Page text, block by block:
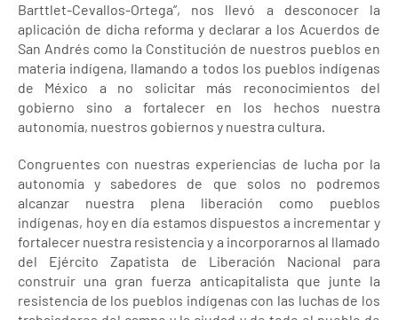
Barttlet-Cevallos-Ortega”, nos llevó a desconocer la
aplicación de dicha reforma y declarar a los Acuerdos de
San Andrés como la Constitución de nuestros pueblos en
materia indígena, llamando a todos los pueblos indígenas
de México a no solicitar más reconocimientos del
gobierno sino a fortalecer en los hechos nuestra
autonomía, nuestros gobiernos y nuestra cultura.
Congruentes con nuestras experiencias de lucha por la
autonomía y sabedores de que solos no podremos
alcanzar nuestra plena liberación como pueblos
indígenas, hoy en día estamos dispuestos a incrementar y
fortalecer nuestra resistencia y a incorporarnos al llamado
del Ejército Zapatista de Liberación Nacional para
construir una gran fuerza anticapitalista que junte la
resistencia de los pueblos indígenas con las luchas de los